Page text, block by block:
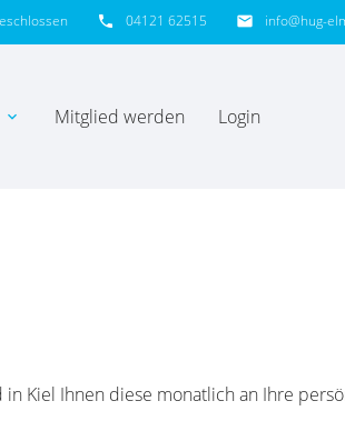
email info@hug-
phone 04121 62515
expand_more Mitglied werden Login
Kiel Ihnen diese monatlich an Ihre